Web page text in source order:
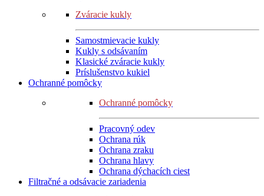
Zváracie kukly
Samostmievacie kukly
Kukly s odsávaním
Klasické zváracie kukly
Príslušenstvo kukiel
Ochranné pomôcky
Ochranné pomôcky
Pracovný odev
Ochrana rúk
Ochrana zraku
Ochrana hlavy
Ochrana dýchacích ciest
Filtračné a odsávacie zariadenia